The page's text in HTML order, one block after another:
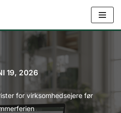
19, 2026
for virksomhedsejere før